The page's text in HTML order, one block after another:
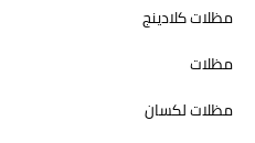
مظلات كلادينج
مظلات
مظلات لكسان